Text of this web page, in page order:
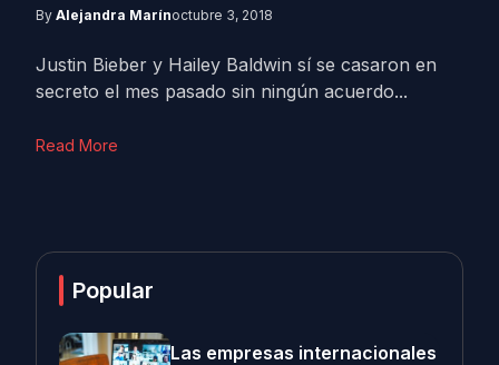
By Alejandra Marínoctubre 3, 2018
Justin Bieber y Hailey Baldwin sí se casaron en
secreto el mes pasado sin ningún acuerdo...
Read More
Popular
Las empresas internacionales